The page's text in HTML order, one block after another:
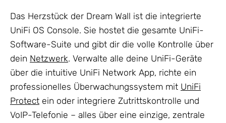
Das Herzstück der Dream Wall ist die integrierte
UniFi OS Console. Sie hostet die gesamte UniFi-
Software-Suite und gibt dir die volle Kontrolle über
dein Netzwerk. Verwalte alle deine UniFi-Geräte
über die intuitive UniFi Network App, richte ein
professionelles Überwachungssystem mit UniFi
Protect ein oder integriere Zutrittskontrolle und
VoIP-Telefonie – alles über eine einzige, zentrale